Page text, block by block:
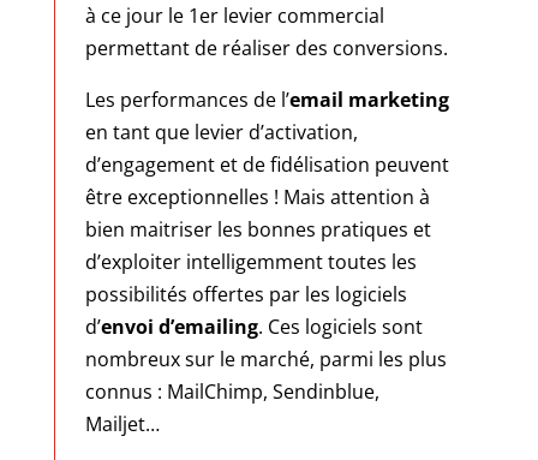
à ce jour le 1er levier commercial
permettant de réaliser des conversions.
Les performances de l’email marketing
en tant que levier d’activation,
d’engagement et de fidélisation peuvent
être exceptionnelles ! Mais attention à
bien maitriser les bonnes pratiques et
d’exploiter intelligemment toutes les
possibilités offertes par les logiciels
d’envoi d’emailing. Ces logiciels sont
nombreux sur le marché, parmi les plus
connus : MailChimp, Sendinblue,
Mailjet…